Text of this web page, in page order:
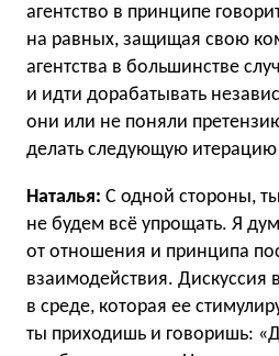
агентство в принципе
на равных, защищая свою
агентства в большинстве
и идти дорабатывать
они или не поняли
делать следующую
Наталья: С одной стороны,
не будем всё упрощать. Я
от отношения и принципа
взаимодействия. Дискуссия
в среде, которая ее
ты приходишь и говоришь: